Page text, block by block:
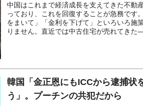
中国はこれまで経済成長を支えてきた不動
っており、これを回復することが急務です
をまいて」「金利を下げて」といろいろ施
りません。直近では中古住宅が売れてきた
韓国「金正恩にもICCから逮捕状
う」。プーチンの共犯だから